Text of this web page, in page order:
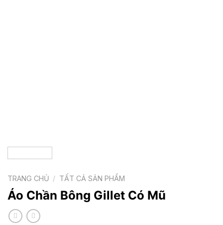
TRANG CHỦ / TẤT CẢ SẢN PHẨM
Áo Chần Bông Gillet Có Mũ